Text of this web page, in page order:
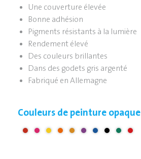
Une couverture élevée
Bonne adhésion
Pigments résistants à la lumière
Rendement élevé
Des couleurs brillantes
Dans des godets gris argenté
Fabriqué en Allemagne
Couleurs de peinture opaque